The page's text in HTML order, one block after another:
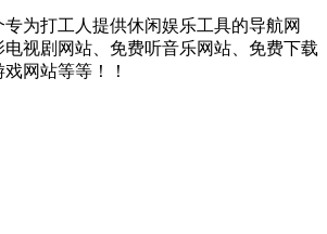
为打工人提供休闲娱乐工具的导航网
视剧网站、免费听音乐网站、免费下载
网站等等！！